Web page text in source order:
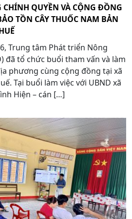
CHÍNH QUYỀN VÀ CỘNG ĐỒNG
TỒN CÂY THUỐC NAM BẢN
Trung tâm Phát triển Nông
đã tổ chức buổi tham vấn và làm
phương cùng cộng đồng tại xã
Tại buổi làm việc với UBND xã
Hiện – cán […]